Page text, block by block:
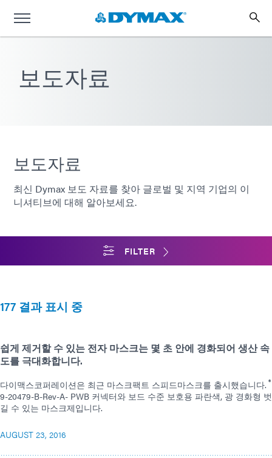
보도자료
보도자료
최신 Dymax 보도 자료를 찾아 글로벌 및 지역 기업의 이
니셔티브에 대해 알아보세요.
FILTER
177 결과 표시 중
쉽게 제거할 수 있는 전자 마스크는 몇 초 안에 경화되어 생산 속
도를 극대화합니다.
다이맥스코퍼레이션은 최근 마스크팩트 스피드마스크를 출시했습니다. ®
9-20479-B-Rev-A- PWB 커넥터와 보드 수준 보호용 파란색, 광 경화형 벗
길 수 있는 마스크제입니다.
AUGUST 23, 2016